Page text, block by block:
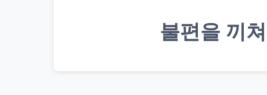
불편을 끼